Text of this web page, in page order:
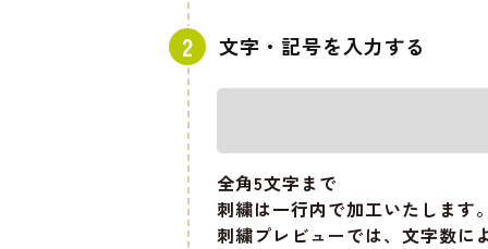
文字・記号を入力する
全角5文字 まで
刺繍は一行内で加工いたします
刺繍プレビューでは、文字数に